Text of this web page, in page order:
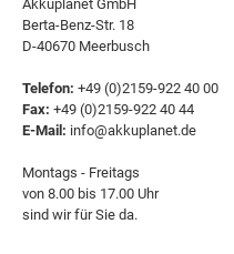
Akkuplanet GmbH
Berta-Benz-Str. 18
D-40670 Meerbusch
Telefon: +49 (0)2159-922 40 00
Fax: +49 (0)2159-922 40 44
E-Mail: info@akkuplanet.de
Montags - Freitags
von 8.00 bis 17.00 Uhr
sind wir für Sie da.